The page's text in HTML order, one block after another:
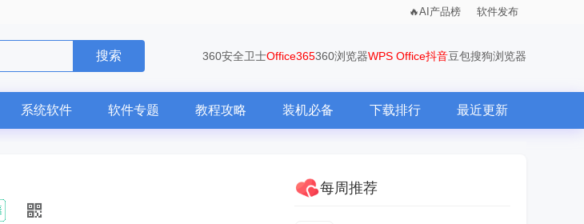
AI产品榜 软件发布
搜索 360安全卫士Office365360浏览器WPS Office抖音豆包搜狗浏览器
系统软件 软件专题 教程攻略 装机必备 下载排行 最近更新
每周推荐